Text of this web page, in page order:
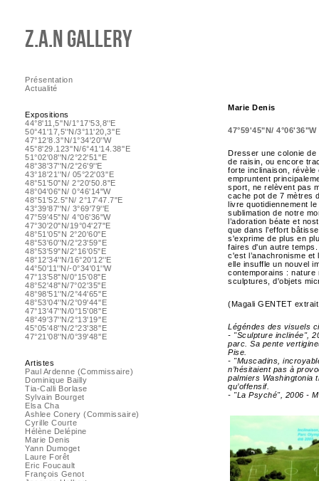
Z.A.N Gallery
Présentation
Actualité
Expositions
44°8'11,5''N/1°17'53,8''E
50°41'17,5''N/3°11'20,3''E
47°12'8.3''N/1°34'20''W
45°8'29.123''N/6°41'14.38''E
51°02'08''N/2°22'51''E
48°38'37''N/2°26'9''E
43°18'21''N/ 05°22'03''E
48°51'50"N/ 2°20'50.8"E
48°04'06"N/ 0°46'14"W
48°51'52.5"N/ 2°17'47.7"E
43°39'87''N/ 3°69'79''E
47°59'45"N/ 4°06'36"W
47°30'20"N/19°04'27"E
48°51'05"N 2°20'60"E
48°53'60''N/2°23'59''E
48°53'59"N/2°16'05"E
48°12'34''N/16°20'12''E
44°50'11''N/-0°34'01''W
47°13'58"N/0°15'08"E
48°52'48"N/7°02'35"E
48°98'51''N/2°44'65''E
48°53'04''N/2°09'44''E
47°13'47''N/0°15'08''E
48°49'37''N/2°13'19''E
45°05'48''N/2°23'38''E
47°21'08''N/0°39'48''E
Artistes
Paul Ardenne (Commissaire)
Dominique Bailly
Tia-Calli Borlase
Sylvain Bourget
Elsa Cha
Ashlee Conery (Commissaire)
Cyrille Courte
Hélène Delépine
Marie Denis
Yann Dumoget
Laure Forêt
Eric Foucault
François Genot
Marie Denis
47°59'45"N/ 4°06'36"W
Dresser une colonie de
de raisin, ou encore
forte inclinaison, révèle
empruntent
sport, ne relèvent pas
cache pot de 7 mètres
livre quotidiennement
sublimation de notre
l’adoration béate et
que dans l’effort
s'exprime de plus en
faires d'un autre
c'est l’anachronisme
elle insuffle un nouvel
contemporains : nature
sculptures, d'objets
(Magali GENTET
Légéndes des visuels
- "Sculpture inclinée",
parc. Sa pente
Pise.
- "Muscadins,
n’hésitaient pas à
palmiers Washingtonia
qu’offensif.
- "La Psyché", 2006 -